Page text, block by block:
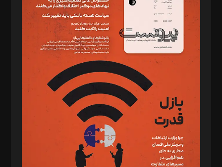
دبیر تحریریه: میثم قاسمی
د‌بیر ناداستان: سمانه سمیع
د‌بیر خدمت و تجارت: ابوالفضل رجبی
د‌بیر حقوق فناوری: حسام‌الدین ایپکچی
د‌بیر پیوست جهان: مینا پاکدل
د‌بیر تحریریه آنلاین: بابک نقاش
تحریریه‌: مجتبی محمود‌ی، آرش برهمند، یسنا امان‌پور، سروش کرمیان،
مصطفی مسجدی آرانی، ابوالفضل رجبی، زهرا فکرانه، فائزه فتحی
رستمی،مصطفی باستان
ویرایش: نگار استاد‌‌آقا
طراح یونیفرم: مجید توکلی
فیلمبرداری و عکاسی: امیر شفیعی، مانی لطفی زاده